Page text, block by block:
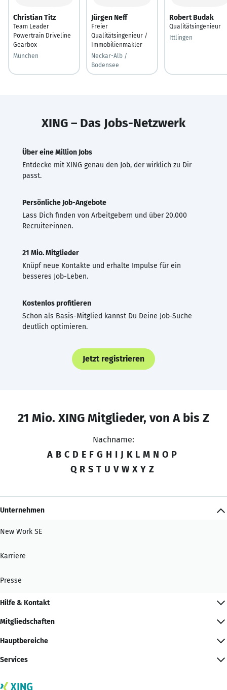
Christian Titz
Team Leader
Powertrain Driveline
Gearbox
München
Jürgen Neff
Freier
Qualitätsingenieur /
Immobilienmakler
Neckar-Alb /
Bodensee
Robert Budak
Qualitätsingenieur
Ittlingen
XING – Das Jobs-Netzwerk
Über eine Million Jobs
Entdecke mit XING genau den Job, der wirklich zu Dir
passt.
Persönliche Job-Angebote
Lass Dich finden von Arbeitgebern und über 20.000
Recruiter·innen.
21 Mio. Mitglieder
Knüpf neue Kontakte und erhalte Impulse für ein
besseres Job-Leben.
Kostenlos profitieren
Schon als Basis-Mitglied kannst Du Deine Job-Suche
deutlich optimieren.
Jetzt registrieren
21 Mio. XING Mitglieder, von A bis Z
Nachname:
A B C D E F G H I J K L M N O P
Q R S T U V W X Y Z
Unternehmen
New Work SE
Karriere
Presse
Hilfe & Kontakt
Mitgliedschaften
Hauptbereiche
Services